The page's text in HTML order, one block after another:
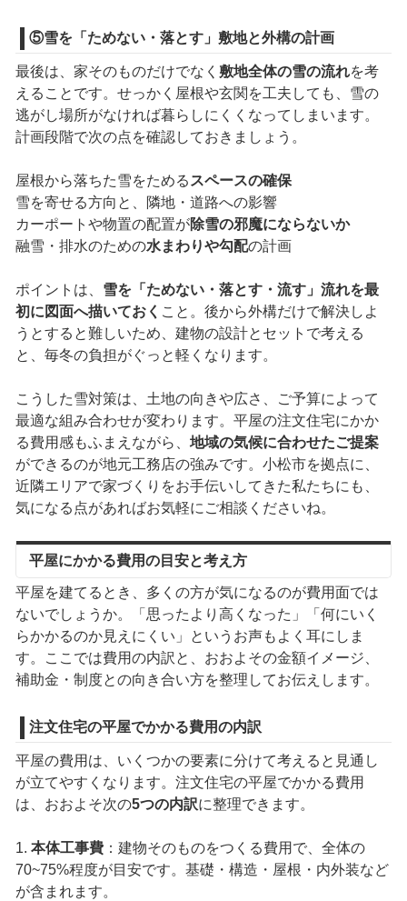
⑤雪を「ためない・落とす」敷地と外構の計画
最後は、家そのものだけでなく 敷地全体の雪の流れを考
えることです。せっかく屋根や玄関を工夫しても、雪の
逃がし場所がなければ暮らしにくくなってしまいます。
計画段階で次の点を確認しておきましょう。
屋根から落ちた雪をためる スペースの確保
雪を寄せる方向と、隣地・道路への影響
カーポートや物置の配置が除雪の邪魔にならないか
融雪・排水のための水まわりや勾配の計画
ポイントは、 雪を「ためない・落とす・流す」流れを最
初に図面へ描いておく こと。後から外構だけで解決しよ
うとすると難しいため、建物の設計とセットで考える
と、毎冬の負担がぐっと軽くなります。
こうした雪対策は、土地の向きや広さ、ご予算によって
最適な組み合わせが変わります。平屋の注文住宅にかか
る費用感もふまえながら、 地域の気候に合わせたご提案
ができるのが地元工務店の強みです。小松市を拠点に、
近隣エリアで家づくりをお手伝いしてきた私たちにも、
気になる点があればお気軽にご相談くださいね。
平屋にかかる費用の目安と考え方
平屋を建てるとき、多くの方が気になるのが費用面では
ないでしょうか。「思ったより高くなった」「何にいく
らかかるのか見えにくい」というお声もよく耳にしま
す。ここでは費用の内訳と、おおよその金額イメージ、
補助金・制度との向き合い方を整理してお伝えします。
注文住宅の平屋でかかる費用の内訳
平屋の費用は、いくつかの要素に分けて考えると見通し
が立てやすくなります。注文住宅の平屋でかかる費用
は、おおよそ次の5つの内訳に整理できます。
1. 本体工事費：建物そのものをつくる費用で、全体の
70~75%程度が目安です。基礎・構造・屋根・内外装など
が含まれます。